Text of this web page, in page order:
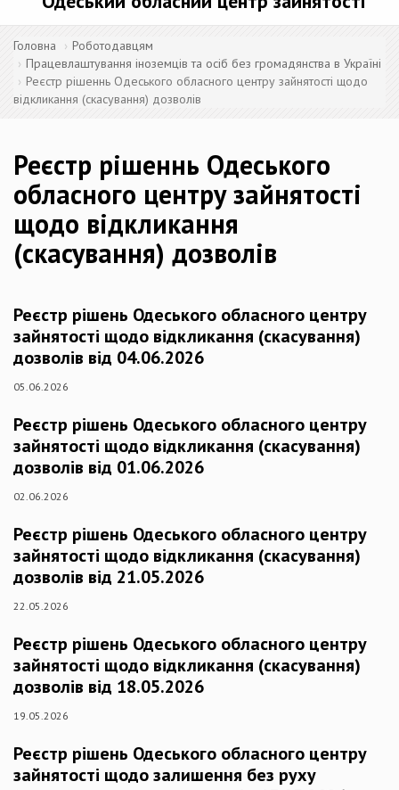
Головна
Роботодавцям
Працевлаштування іноземців та осіб без громадянства в Україні
Реєстр рішеннь Одеського обласного центру зайнятості щодо
відкликання (скасування) дозволів
Реєстр рішеннь Одеського
обласного центру зайнятості
щодо відкликання
(скасування) дозволів
Реєстр рішень Одеського обласного центру
зайнятості щодо відкликання (скасування)
дозволів від 04.06.2026
05.06.2026
Реєстр рішень Одеського обласного центру
зайнятості щодо відкликання (скасування)
дозволів від 01.06.2026
02.06.2026
Реєстр рішень Одеського обласного центру
зайнятості щодо відкликання (скасування)
дозволів від 21.05.2026
22.05.2026
Реєстр рішень Одеського обласного центру
зайнятості щодо відкликання (скасування)
дозволів від 18.05.2026
19.05.2026
Реєстр рішень Одеського обласного центру
зайнятості щодо залишення без руху